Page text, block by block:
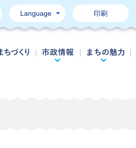
Language 印刷
就労・産業・まちづくり
市政情報